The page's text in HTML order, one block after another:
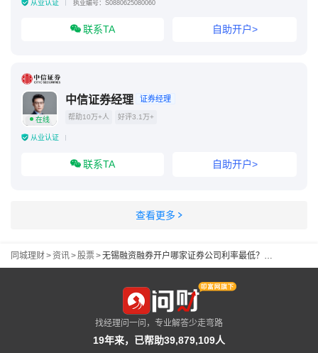
从业认证 执业编号：S0880625080060
联系TA 自助开户>
在线
中信证券经理 证券经理
帮助10万+人 好评3.1万+
从业认证
联系TA 自助开户>
查看更多
同城理财>资讯> 股票>
找经理问一问，专业解答少走弯路
19年来，已帮助39,879,109人